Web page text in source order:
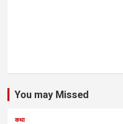
You may Missed
कथा